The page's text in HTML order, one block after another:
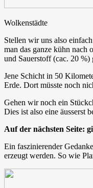
Wolkenstädte
Stellen wir uns also
man das ganze kühn nach
und Sauerstoff (cac. 20
Jene Schicht in 50
Erde. Dort müsste noch
Gehen wir noch ein
Dies ist also eine äusserst
Auf der nächsten Seite:
Ein faszinierender
erzeugt werden. So wie